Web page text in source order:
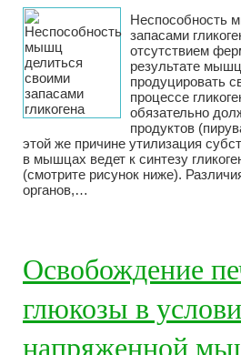
Неспособность
запасами
отсутствием
результате
продуцировать
процессе
обязательно
продуктов
этой же причине утилизация
в мышцах ведет к синтезу
(смотрите рисунок ниже).
органов,…
Освобождение
глюкозы в
напряженной